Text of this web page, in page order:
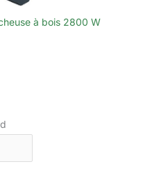
à bois 2800 W